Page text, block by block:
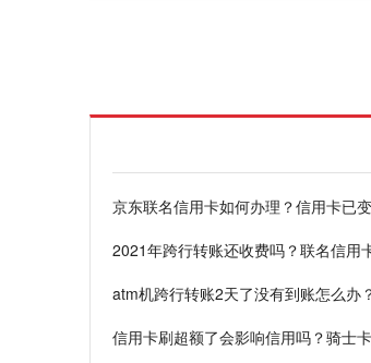
京东联名信用卡如何办理？信用卡已
2021年跨行转账还收费吗？联名信用
atm机跨行转账2天了没有到账怎么办
信用卡刷超额了会影响信用吗？骑士